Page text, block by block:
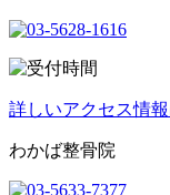
詳しいアクセス情
わかば整骨院